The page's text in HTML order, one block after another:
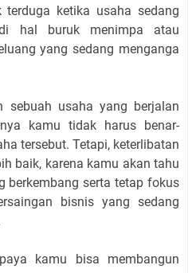
ketika usaha sedang
hal buruk menimpa atau
yang sedang menganga
sebuah usaha yang berjalan
kamu tidak harus benar-
tersebut. Tetapi, keterlibatan
baik, karena kamu akan tahu
berkembang serta tetap fokus
bisnis yang sedang
kamu bisa membangun